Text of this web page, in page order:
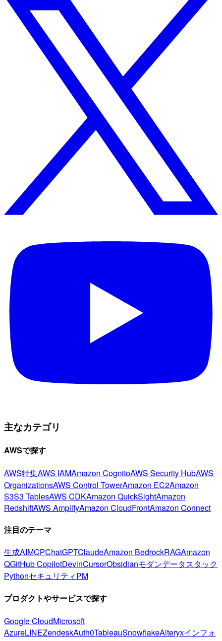
主なカテゴリ
AWSで探す
AWS特集AWS IAMAmazon CognitoAWS Security HubAWS
OrganizationsAWS Control TowerAmazon EC2Amazon
S3S3 TablesAWS CDKAmazon QuickSightAmazon
RedshiftAWS AmplifyAmazon CloudFrontAmazon Connect
注目のテーマ
生成AIMCPChatGPTClaudeAmazon BedrockRAGAmazon
QGitHub CopilotDevinCursorObsidianモダンデータスタック
PythonセキュリティPM
プロダクトやサービスで探す
Google CloudMicrosoft
AzureLINEZendeskAuth0TableauSnowflakeAlteryxインフォ